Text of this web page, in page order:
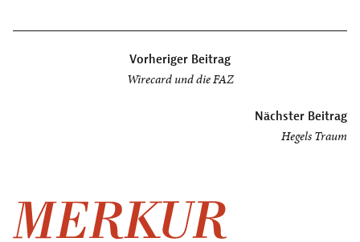
Vorheriger Beitrag
Wirecard und die FAZ
Nächster Beitrag
Hegels Traum